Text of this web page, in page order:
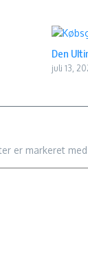
Den
juli 13,
er markeret med